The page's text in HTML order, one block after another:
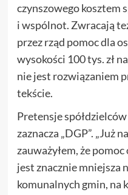
czynszowego kosztem
i wspólnot. Zwracają
przez rząd pomoc dla
wysokości 100 tys. zł
nie jest rozwiązaniem
tekście.
Pretensje
zaznacza „DGP”. „Już
zauważyłem, że
jest znacznie mniejsza
komunalnych gmin, na